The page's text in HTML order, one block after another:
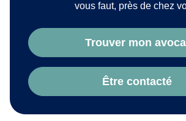
vous faut, près de chez
Trouver mon
Être contacté